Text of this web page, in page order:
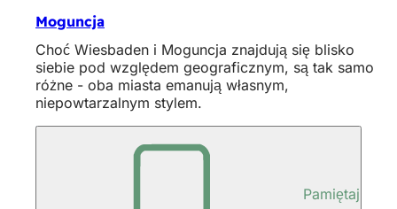
Moguncja
Choć Wiesbaden i Moguncja znajdują się blisko
siebie pod względem geograficznym, są tak samo
różne - oba miasta emanują własnym,
niepowtarzalnym stylem.
Pamiętaj